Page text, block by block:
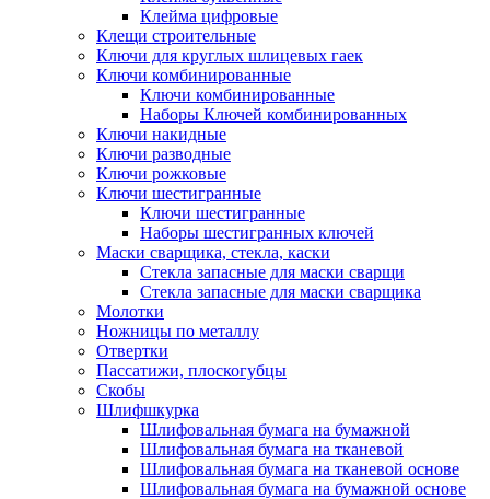
Клейма цифровые
Клещи строительные
Ключи для круглых шлицевых гаек
Ключи комбинированные
Ключи комбинированные
Наборы Ключей комбинированных
Ключи накидные
Ключи разводные
Ключи рожковые
Ключи шестигранные
Ключи шестигранные
Наборы шестигранных ключей
Маски сварщика, стекла, каски
Стекла запасные для маски сварщи
Стекла запасные для маски сварщика
Молотки
Ножницы по металлу
Отвертки
Пассатижи, плоскогубцы
Скобы
Шлифшкурка
Шлифовальная бумага на бумажной
Шлифовальная бумага на тканевой
Шлифовальная бумага на тканевой основе
Шлифовальная бумага на бумажной основе